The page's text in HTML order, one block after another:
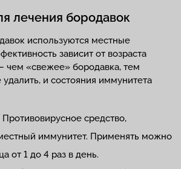
лечения бородавок
используются местные
зависит от возраста
чем «свежее» бородавка, тем
и состояния иммунитета
средство,
иммунитет. Применять можно
от 1 до 4 раз в день.